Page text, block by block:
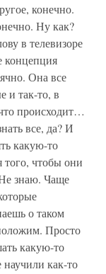
конечно.
Ну как?
в телевизоре
концепция
Она все
и так-то, в
происходит…
все, да? И
какую-то
чтобы они
знаю. Чаще
о таком
Просто
какую-то
как-то